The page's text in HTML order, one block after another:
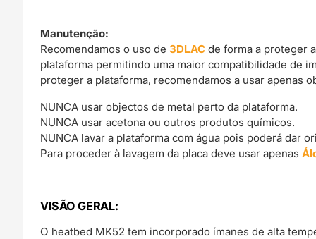
Manutenção:
Recomendamos o uso de3DLAC de forma a proteger
plataforma permitindo uma maior compatibilidade de
proteger a plataforma, recomendamos a usar apenas
NUNCA usar objectos de metal perto da plataforma.
NUNCA usar acetona ou outros produtos químicos.
NUNCA lavar a plataforma com água pois poderá dar
Para proceder à lavagem da placa deve usar apenas
VISÃO GERAL:
O heatbed MK52 tem incorporado ímanes de alta